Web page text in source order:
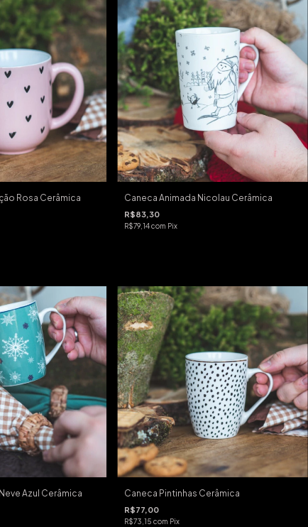
Rosa Cerâmica Caneca Animada Nicolau Cerâmica
R$83,30
R$79,14com Pix
Azul Cerâmica Caneca Pintinhas Cerâmica
R$77,00
R$73,15com Pix